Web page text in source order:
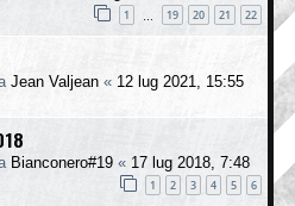
1 19 20 21 22
Jean Valjean « 12 lug 2021, 15:55
Bianconero#19 « 17 lug 2018, 7:48
1 2 3 4 5 6